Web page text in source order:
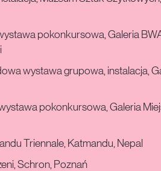
pokonkursowa, Galeria
wystawa grupowa, instalacja,
pokonkursowa, Galeria
Triennale, Katmandu, Nepal
Schron, Poznań